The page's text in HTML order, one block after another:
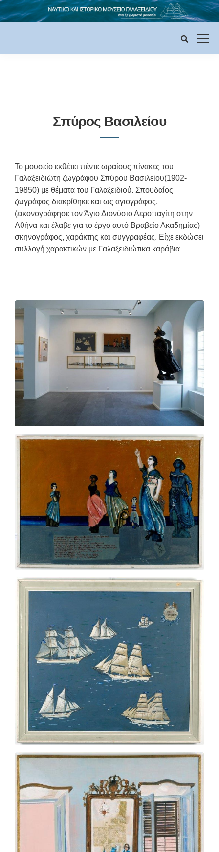
Σπύρος Βασιλείου
Το μουσείο εκθέτει πέντε ωραίους πίνακες του
Γαλαξειδιώτη ζωγράφου Σπύρου Βασιλείου(1902-
19850) με θέματα του Γαλαξειδιού. Σπουδαίος
ζωγράφος διακρίθηκε και ως αγιογράφος,
(εικονογράφησε τον Άγιο Διονύσιο Αεροπαγίτη στην
Αθήνα και έλαβε για το έργο αυτό Βραβείο Ακαδημίας)
σκηνογράφος, χαράκτης και συγγραφέας. Είχε εκδώσει
συλλογή χαρακτικών με Γαλαξειδιώτικα καράβια.